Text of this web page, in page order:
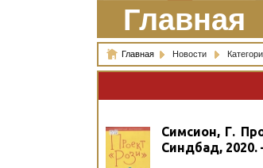
Главная
Главная Новости
Симсион, Г.
Синдбад, 2020.